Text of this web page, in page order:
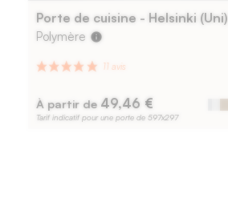
Porte de cuisine - Helsinki (Uni)
Polymère info
À partir de 49,46 €
Tarif indicatif pour une porte de 597x297